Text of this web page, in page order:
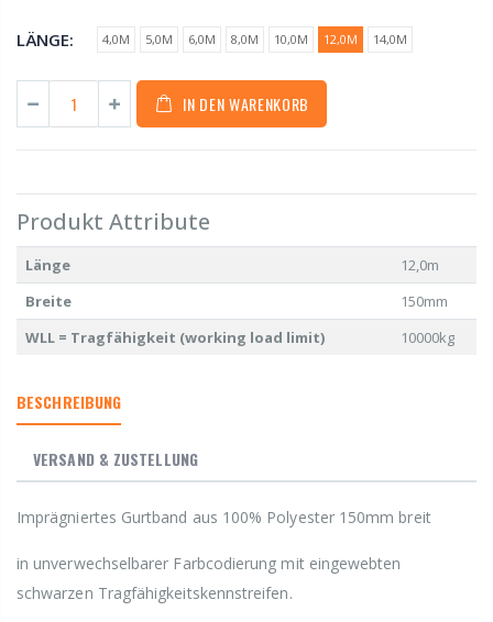
LÄNGE: 4,0M 5,0M 6,0M 8,0M 10,0M 12,0M 14,0M
IN DEN WARENKORB
Produkt Attribute
Länge
12,0m
Breite
150mm
WLL = Tragfähigkeit (working load limit)
10000kg
BESCHREIBUNG
VERSAND & ZUSTELLUNG
Imprägniertes Gurtband aus 100% Polyester 150mm breit
in unverwechselbarer Farbcodierung mit eingewebten
schwarzen Tragfähigkeitskennstreifen.